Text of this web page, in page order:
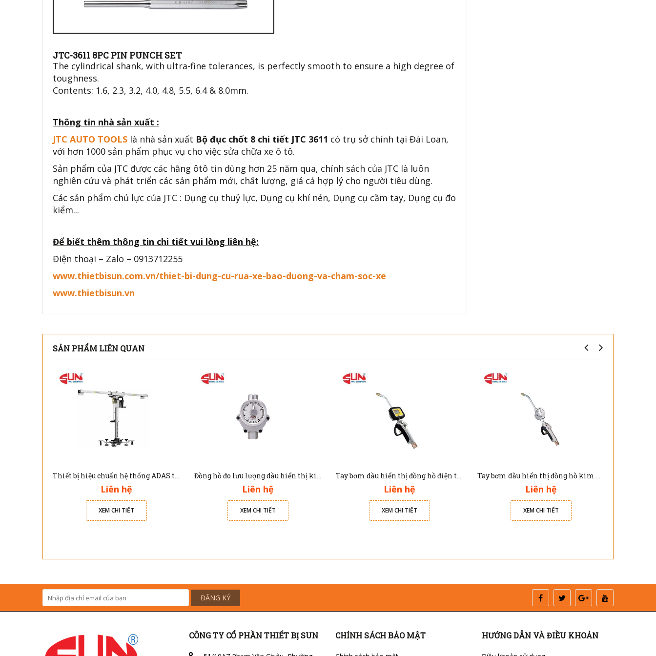
JTC-3611 8PC PIN PUNCH SET
The cylindrical shank, with ultra-fine tolerances, is perfectly smooth to ensure a high degree of
toughness.
Contents: 1.6, 2.3, 3.2, 4.0, 4.8, 5.5, 6.4 & 8.0mm.
Thông tin nhà sản xuất :
JTC AUTO TOOLS là nhà sản xuất Bộ đục chốt 8 chi tiết JTC 3611 có trụ sở chính tại Đài Loan,
với hơn 1000 sản phẩm phục vụ cho việc sửa chữa xe ô tô.
Sản phẩm của JTC được các hãng ôtô tin dùng hơn 25 năm qua, chính sách của JTC là luôn
nghiên cứu và phát triển các sản phẩm mới, chất lượng, giá cả hợp lý cho người tiêu dùng.
Các sản phẩm chủ lực của JTC : Dụng cụ thuỷ lực, Dụng cụ khí nén, Dụng cụ cầm tay, Dụng cụ đo
kiểm...
Để biết thêm thông tin chi tiết vui lòng liên hệ:
Điện thoại – Zalo – 0913712255
www.thietbisun.com.vn/thiet-bi-dung-cu-rua-xe-bao-duong-va-cham-soc-xe
www.thietbisun.vn
SẢN PHẨM LIÊN QUAN
Thiết bị hiệu chuẩn hệ thống ADAS trên xe ôtô PX1000 Topdon
Liên hệ
XEM CHI TIẾT
Đồng hồ đo lưu lượng dầu hiển thị kim Jolong M101
Liên hệ
XEM CHI TIẾT
Tay bơm dầu hiển thị đồng hồ điện tử Jolong G102
Liên hệ
XEM CHI TIẾT
Tay bơm dầu hiển thị đồng hồ kim Jolong G101
Liên hệ
XEM CHI TIẾT
ĐĂNG KÝ
CÔNG TY CỔ PHẦN THIẾT BỊ SUN CHÍNH SÁCH BẢO MẬT HƯỚNG DẪN VÀ ĐIỀU KHOẢN